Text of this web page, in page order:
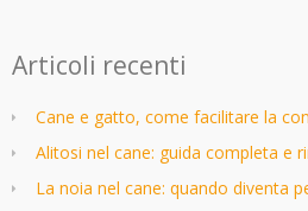
Articoli recenti
Cane e gatto, come facilitare la
Alitosi nel cane: guida completa e
La noia nel cane: quando diventa